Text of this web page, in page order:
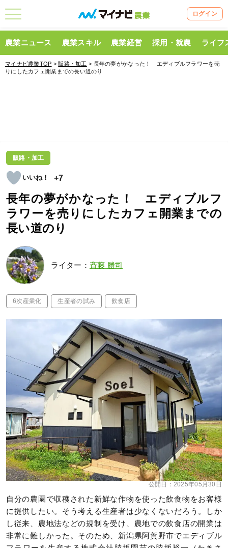
ログイン
農業ニュース 農業スキル 農業経営 採用・就農 ライフ
マイナビ農業TOP >販路・加工 > 長年の夢がかなった！ エディブルフラワーを売
りにしたカフェ開業までの長い道のり
販路・加工
+7
長年の夢がかなった！ エディブルフ
ラワーを売りにしたカフェ開業までの
長い道のり
ライター： 斉藤 勝司
6次産業化 生産者の試み 飲食店
公開日： 2025年05月30日
自分の農園で収穫された新鮮な作物を使った飲食物をお客様
に提供したい。そう考える生産者は少なくないだろう。しか
し従来、農地法などの規制を受け、農地での飲食店の開業は
非常に難しかった。そのため、新潟県阿賀野市でエディブル